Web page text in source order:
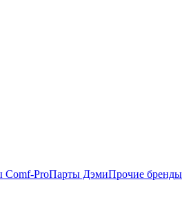
Comf-ProПарты ДэмиПрочие бренды